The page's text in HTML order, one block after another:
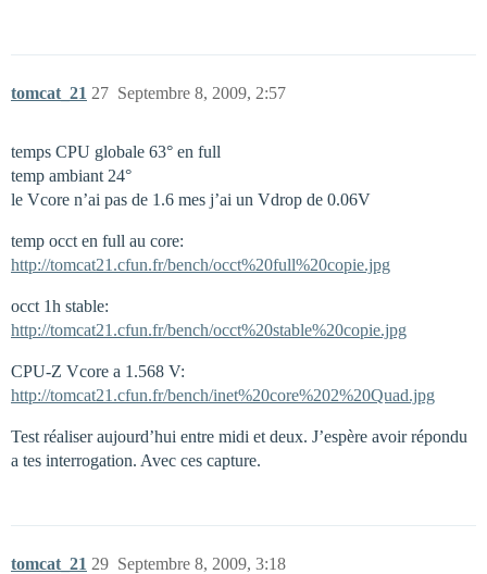
tomcat_21 Septembre 8, 2009, 2:57
27
temps CPU globale 63° en full
temp ambiant 24°
le Vcore n’ai pas de 1.6 mes j’ai un Vdrop de 0.06V
temp occt en full au core:
http://tomcat21.cfun.fr/bench/occt%20full%20copie.jpg
occt 1h stable:
http://tomcat21.cfun.fr/bench/occt%20stable%20copie.jpg
CPU-Z Vcore a 1.568 V:
http://tomcat21.cfun.fr/bench/inet%20core%202%20Quad.jpg
Test réaliser aujourd’hui entre midi et deux. J’espère avoir répondu
a tes interrogation. Avec ces capture.
tomcat_21 Septembre 8, 2009, 3:18
29